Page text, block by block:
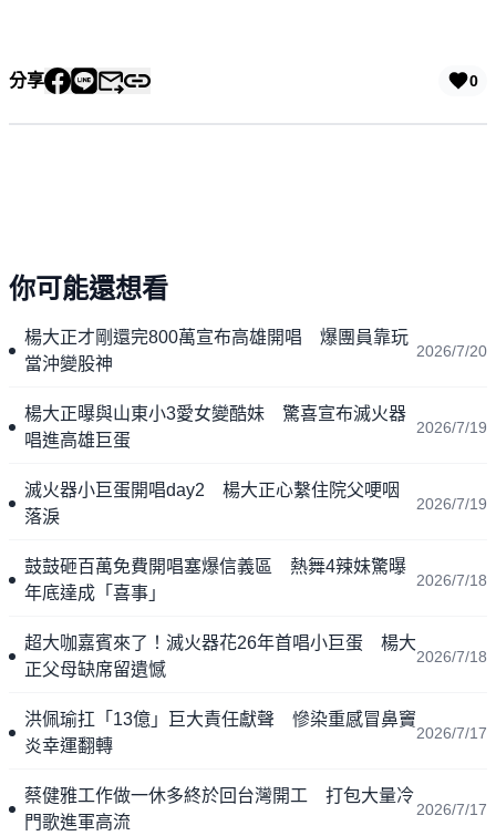
分享 0
你可能還想看
楊大正才剛還完800萬宣布高雄開唱 爆團員靠玩
當沖變股神
2026/7/20
楊大正曝與山東小3愛女變酷妹 驚喜宣布滅火器
唱進高雄巨蛋
2026/7/19
滅火器小巨蛋開唱day2 楊大正心繫住院父哽咽
落淚
2026/7/19
鼓鼓砸百萬免費開唱塞爆信義區 熱舞4辣妹驚曝
年底達成「喜事」
2026/7/18
超大咖嘉賓來了！滅火器花26年首唱小巨蛋 楊大
正父母缺席留遺憾
2026/7/18
洪佩瑜扛「13億」巨大責任獻聲 慘染重感冒鼻竇
炎幸運翻轉
2026/7/17
蔡健雅工作做一休多終於回台灣開工 打包大量冷
門歌進軍高流
2026/7/17